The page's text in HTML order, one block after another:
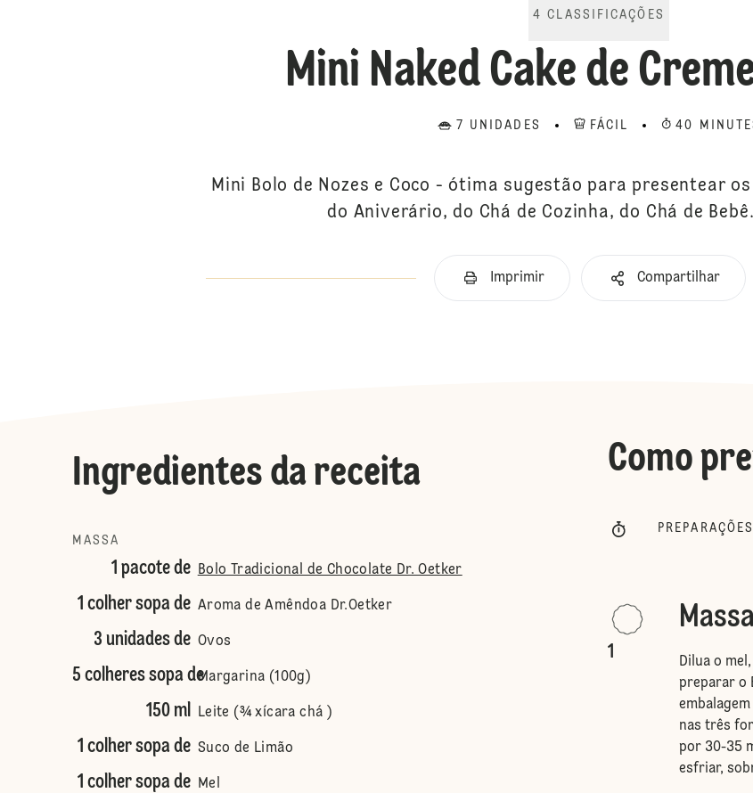
4 CLASSIFICAÇÕES
Mini Naked Cake de
7 UNIDADES FÁCIL 40
Mini Bolo de Nozes e Coco - ótima sugestão para presentear
do Aniverário, do Chá de Cozinha, do Chá de
Imprimir Compartilhar
Ingredientes da receita
MASSA
1 pacote de Bolo Tradicional de Chocolate Dr. Oetker
1 colher sopa de Aroma de Amêndoa Dr.Oetker
3 unidades de Ovos
5 colheres sopa deMargarina (100g)
150 ml Leite (¾ xícara chá )
1 colher sopa de Suco de Limão
1 colher sopa de Mel
Como
PREPARAÇÕES
1
Massa
Dilua o
preparar o
nas três
por 30-35
esfriar,